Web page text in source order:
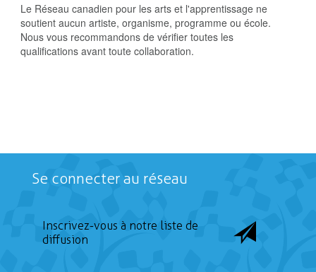
Le Réseau canadien pour les arts et l'apprentissage ne
soutient aucun artiste, organisme, programme ou école.
Nous vous recommandons de vérifier toutes les
qualifications avant toute collaboration.
Se connecter au réseau
Inscrivez-vous à notre liste de
diffusion